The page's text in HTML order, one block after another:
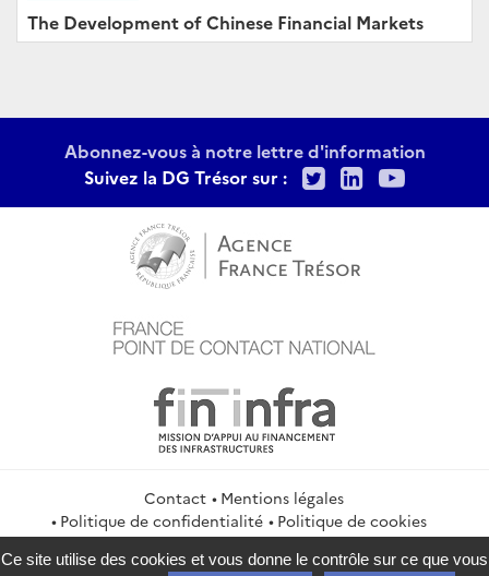
The Development of Chinese Financial Markets
Abonnez-vous à notre lettre d'information
Suivez la DG Trésor sur :
TwitterLinkedIn
Contact
Mentions légales
Politique de confidentialité
Politique de cookies
Gestion des cookies
Flux RSS
Ce site utilise des cookies et vous donne le contrôle sur ce que vous